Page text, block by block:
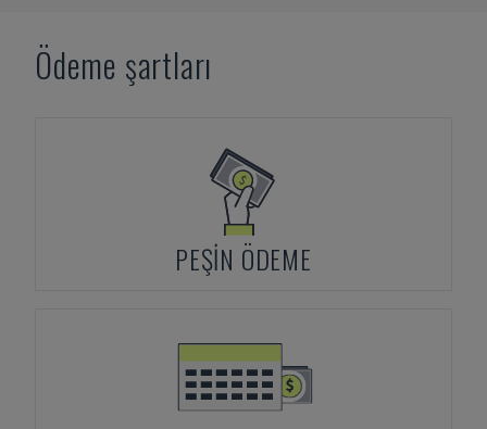
Ödeme şartları
PEŞIN ÖDEME